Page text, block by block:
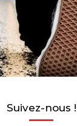
Suivez-nous !